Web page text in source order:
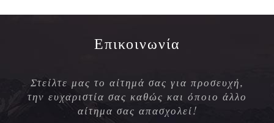
Επικοινωνία
Στείλτε μας το αίτημά σας για προσευχή,
την ευχαριστία σας καθώς και όποιο άλλο
αίτημα σας απασχολεί!